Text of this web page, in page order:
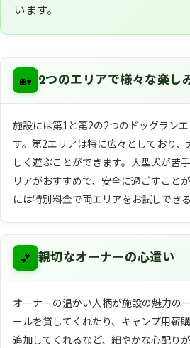
います。
🏡 2つのエリアで様々な楽し
施設には第1と第2の2つのドッグラン
す。第2エリアは特に広々としており
しく遊ぶことができます。大型犬が苦
リアがおすすめで、安全に過ごすこと
には特別料金で両エリアをお試しでき
💕 親切なオーナーの心遣い
オーナーの温かい人柄が施設の魅力の
ールを貸してくれたり、キャンプ用薪
追加してくれるなど、細やかな心配り